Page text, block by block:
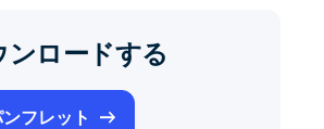
ロードする
フレット